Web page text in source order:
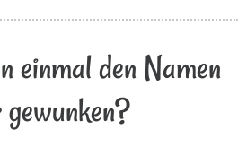
einmal den Namen